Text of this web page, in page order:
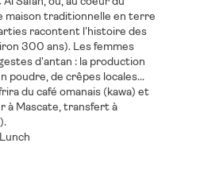
maison traditionnelle en terre
racontent l'histoire des
300 ans). Les femmes
d'antan : la production
poudre, de crêpes locales...
du café omanais (kawa) et
à Mascate, transfert à